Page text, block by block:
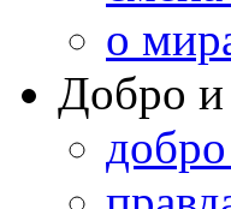
о
Добро и